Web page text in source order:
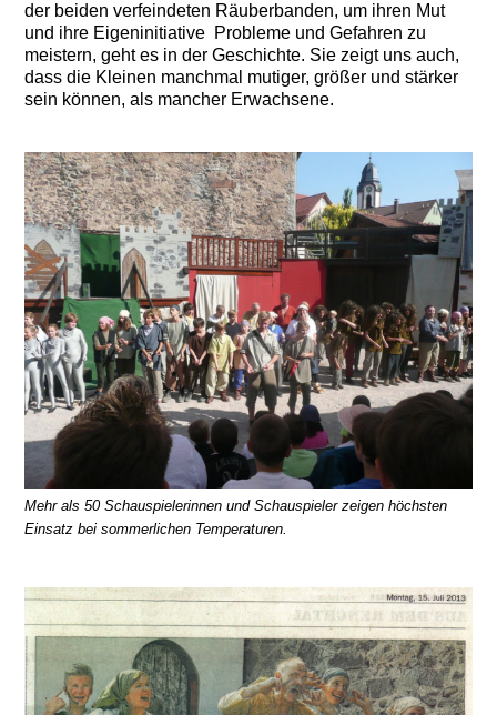
der beiden verfeindeten Räuberbanden, um ihren Mut
und ihre Eigeninitiative Probleme und Gefahren zu
meistern, geht es in der Geschichte. Sie zeigt uns auch,
dass die Kleinen manchmal mutiger, größer und stärker
sein können, als mancher Erwachsene.
Mehr als 50 Schauspielerinnen und Schauspieler zeigen höchsten
Einsatz bei sommerlichen Temperaturen.